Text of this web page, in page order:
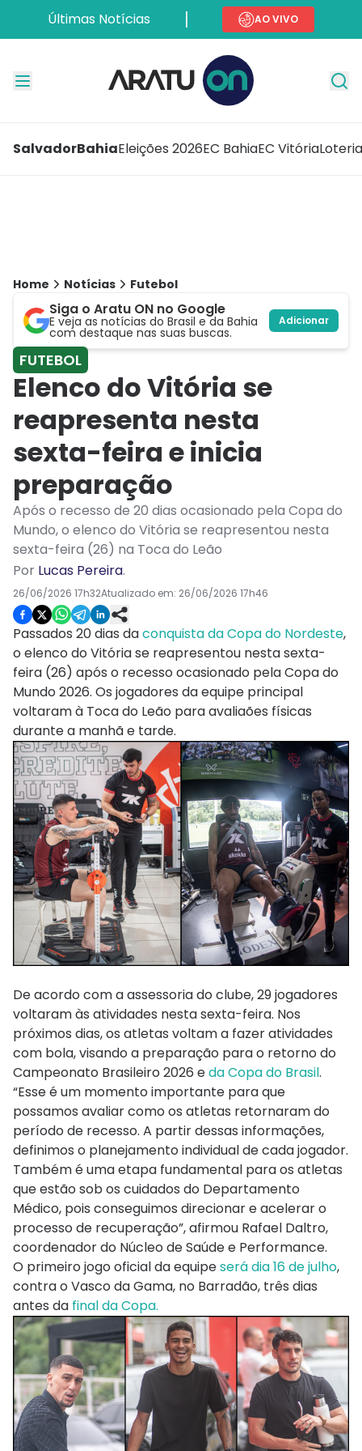
Últimas Notícias AO VIVO
SalvadorBahiaEleições 2026EC BahiaEC Vitória
Home Notícias Futebol
Siga o Aratu ON no Google
E veja as notícias do Brasil e da Bahia
com destaque nas suas buscas.
Adicionar
FUTEBOL
Elenco do Vitória se
reapresenta nesta
sexta-feira e inicia
preparação
Após o recesso de 20 dias ocasionado pela Copa do
Mundo, o elenco do Vitória se reapresentou nesta
sexta-feira (26) na Toca do Leão
Por Lucas Pereira.
26/06/2026 17h32Atualizado em: 26/06/2026 17h46
Passados 20 dias daconquista da Copa do Nordeste,
o elenco do Vitória se reapresentou nesta sexta-
feira (26) após o recesso ocasionado pela Copa do
Mundo 2026. Os jogadores da equipe principal
voltaram à Toca do Leão para avaliaões físicas
durante a manhã e tarde.
De acordo com a assessoria do clube, 29 jogadores
voltaram às atividades nesta sexta-feira. Nos
próximos dias, os atletas voltam a fazer atividades
com bola, visando a preparação para o retorno do
Campeonato Brasileiro 2026 eda Copa do Brasil.
“Esse é um momento importante para que
possamos avaliar como os atletas retornaram do
período de recesso. A partir dessas informações,
definimos o planejamento individual de cada jogador.
Também é uma etapa fundamental para os atletas
que estão sob os cuidados do Departamento
Médico, pois conseguimos direcionar e acelerar o
processo de recuperação”, afirmou Rafael Daltro,
coordenador do Núcleo de Saúde e Performance.
O primeiro jogo oficial da equipeserá dia 16 de julho,
contra o Vasco da Gama, no Barradão, três dias
antes da final da Copa.